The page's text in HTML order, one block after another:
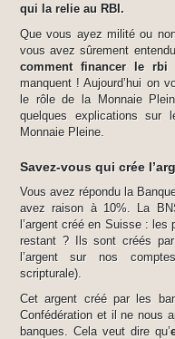
qui la relie au RBI.
Que vous ayez milité ou
vous avez sûrement
comment financer le rbi
manquent ! Aujourd’hui on
le rôle de la Monnaie
quelques explications sur
Monnaie Pleine.
Savez-vous qui crée
Vous avez répondu la
avez raison à 10%. La
l’argent créé en Suisse :
restant ? Ils sont créés
l’argent sur nos
scripturale).
Cet argent créé par les
Confédération et il ne nous
banques. Cela veut dire qu’